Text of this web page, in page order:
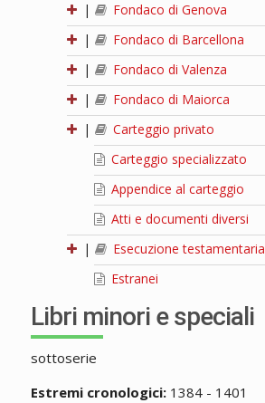
|
Fondaco di Genova
|
Fondaco di Barcellona
|
Fondaco di Valenza
|
Fondaco di Maiorca
|
Carteggio privato
Carteggio specializzato
Appendice al carteggio
Atti e documenti diversi
|
Esecuzione testamentaria
Estranei
Libri minori e speciali
sottoserie
Estremi cronologici:1384 - 1401